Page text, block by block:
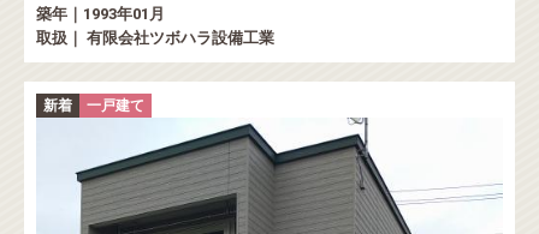
築年｜1993年01月
取扱｜ 有限会社ツボハラ設備工業
新着 一戸建て